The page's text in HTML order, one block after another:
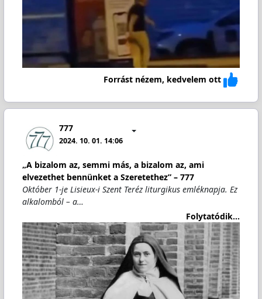
Forrást nézem, kedvelem ott
777
2024. 10. 01. 14:06
„A bizalom az, semmi más, a bizalom az, ami
elvezethet bennünket a Szeretethez” – 777
Október 1-je Lisieux-i Szent Teréz liturgikus emléknapja. Ez
alkalomból – a…
Folytatódik...